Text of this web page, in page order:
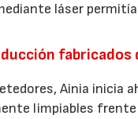
láser
fabricados
Ainia inicia
limpiables